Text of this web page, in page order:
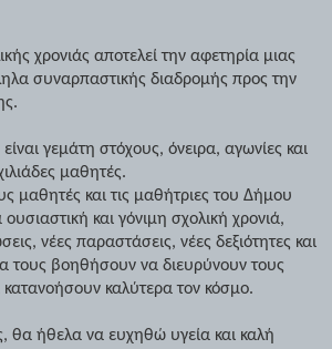
χρονιάς αποτελεί την αφετηρία μιας
συναρπαστικής διαδρομής προς την
γεμάτη στόχους, όνειρα, αγωνίες και
μαθητές.
μαθητές και τις μαθήτριες του Δήμου
και γόνιμη σχολική χρονιά,
νέες παραστάσεις, νέες δεξιότητες και
τους βοηθήσουν να διευρύνουν τους
κατανοήσουν καλύτερα τον κόσμο.
θα ήθελα να ευχηθώ υγεία και καλή